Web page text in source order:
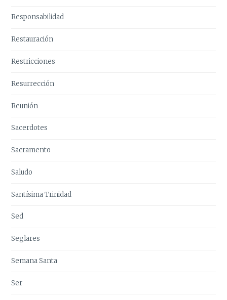
Responsabilidad
Restauración
Restricciones
Resurrección
Reunión
Sacerdotes
Sacramento
Saludo
Santísima Trinidad
Sed
Seglares
Semana Santa
Ser